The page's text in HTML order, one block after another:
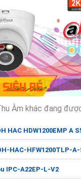
Âm khác đang
HAC HDW1200EMP A
HAC-HFW1200TLP-
IPC-A22EP-L-V2